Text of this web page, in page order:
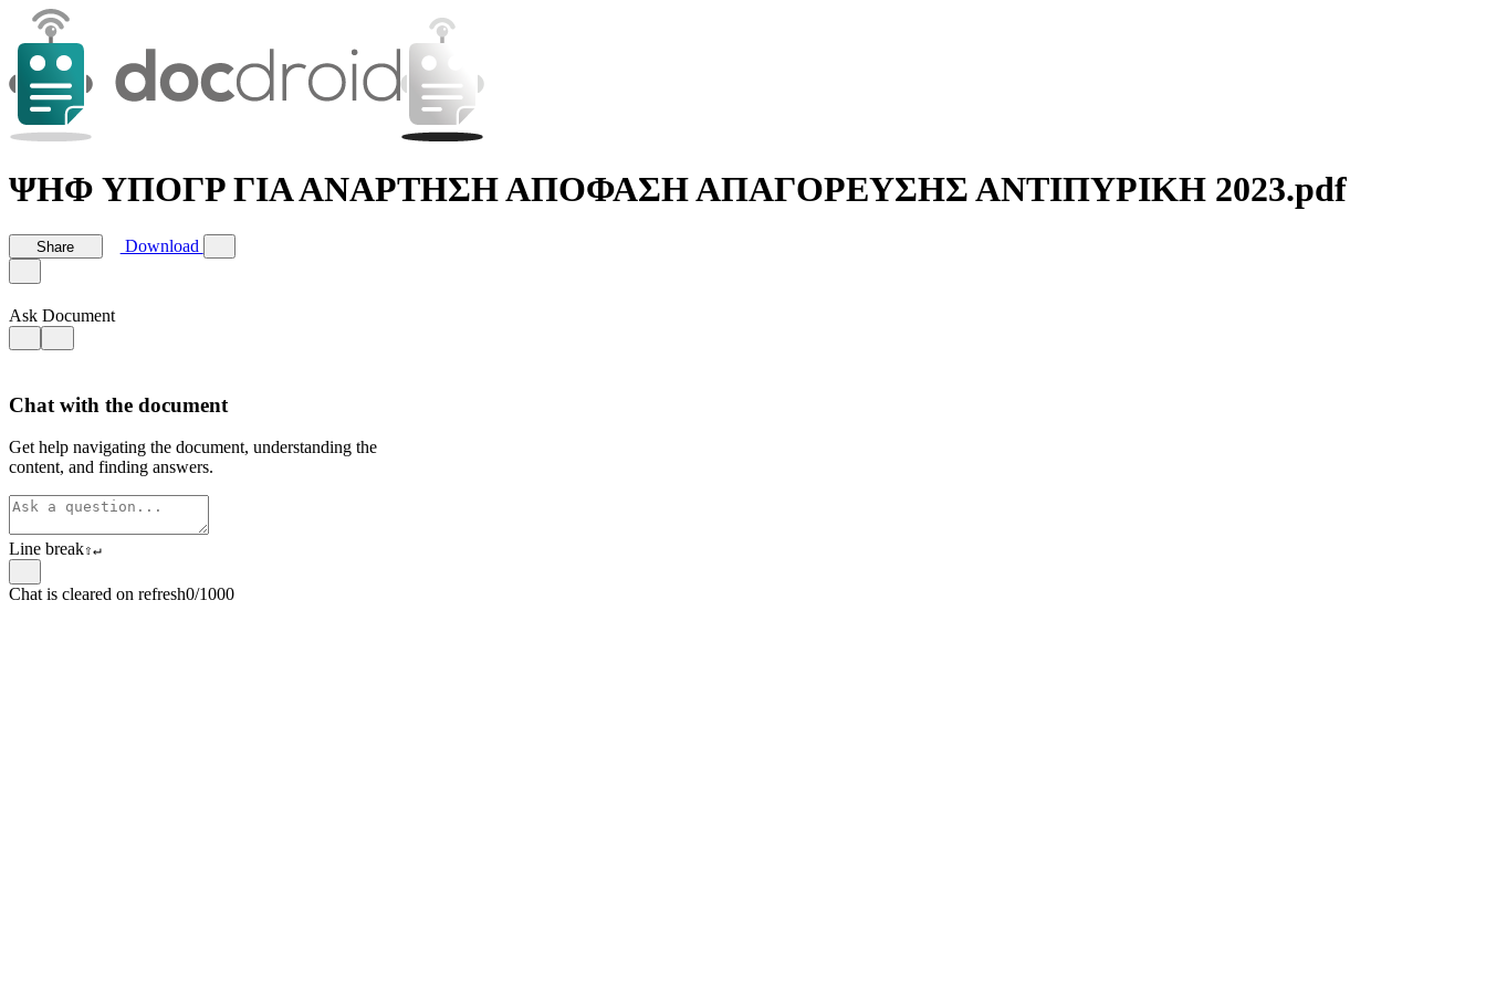
ΨΗΦ ΥΠΟΓΡ ΓΙΑ ΑΝΑΡΤΗΣΗ ΑΠΟΦΑΣΗ ΑΠΑΓΟΡΕΥΣΗΣ ΑΝΤΙΠΥΡΙΚΗ 2023.pdf
Share Download
Ask Document
Chat with the document
Get help navigating the document, understanding the
content, and finding answers.
Line break⇧↵
Chat is cleared on refresh0/1000